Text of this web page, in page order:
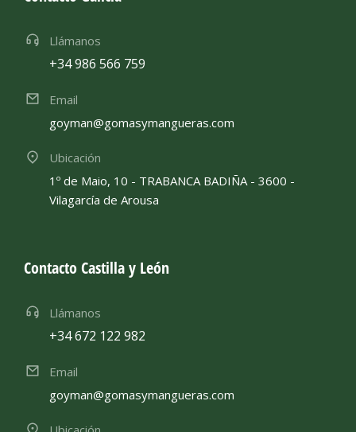
Llámanos
+34 986 566 759
Email
goyman@gomasymangueras.com
Ubicación
1º de Maio, 10 - TRABANCA BADIÑA - 3600 -
Vilagarcía de Arousa
Contacto Castilla y León
Llámanos
+34 672 122 982
Email
goyman@gomasymangueras.com